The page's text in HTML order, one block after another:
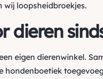
wij loopsheidbroekjes.
dieren
eigen dierenwinkel.
hondenboetiek